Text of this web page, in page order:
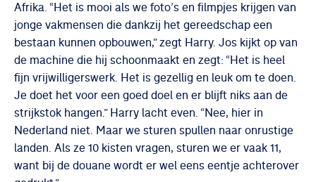
Afrika. “Het is mooi als we foto’s en filmpjes krijgen van
jonge vakmensen die dankzij het gereedschap een
bestaan kunnen opbouwen,” zegt Harry. Jos kijkt op van
de machine die hij schoonmaakt en zegt: “Het is heel
fijn vrijwilligerswerk. Het is gezellig en leuk om te doen.
Je doet het voor een goed doel en er blijft niks aan de
strijkstok hangen.” Harry lacht even. “Nee, hier in
Nederland niet. Maar we sturen spullen naar onrustige
landen. Als ze 10 kisten vragen, sturen we er vaak 11,
want bij de douane wordt er wel eens eentje achterover